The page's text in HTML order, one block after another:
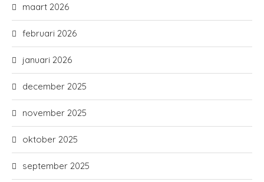
maart 2026
februari 2026
januari 2026
december 2025
november 2025
oktober 2025
september 2025